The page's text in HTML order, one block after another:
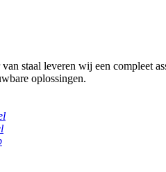
staal leveren wij een compleet
oplossingen.